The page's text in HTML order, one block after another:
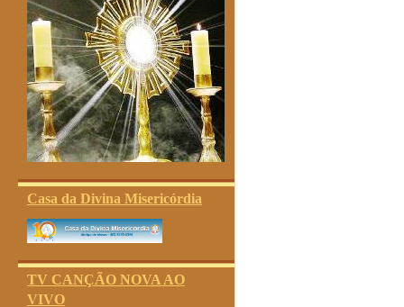
Casa da Divina Misericórdia
TV CANÇÃO NOVA AO
VIVO